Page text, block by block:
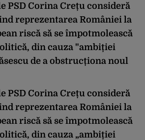
PSD Corina Crețu consideră
reprezentarea României la
riscă să se împotmolească
din cauza "ambiției
de a obstrucționa noul
PSD Corina Crețu consideră
reprezentarea României la
riscă să se împotmolească
din cauza „ambiției